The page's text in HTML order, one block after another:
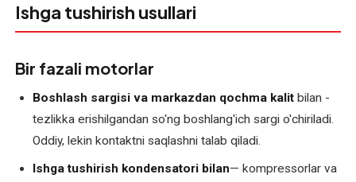
Elektromotorlarni
Elektromotorlarning
joriy
ta'miri
Elektromotorlarning
Ishga tushirish usullari
Bir fazali motorlar
Boshlash sargisi va markazdan qochma kalit bilan -
tezlikka erishilgandan so'ng boshlang'ich sargi o'chiriladi.
Oddiy, lekin kontaktni saqlashni talab qiladi.
Ishga tushirish kondensatori bilan— kompressorlar va